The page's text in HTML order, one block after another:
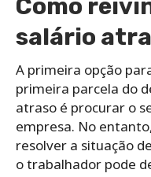
Como
salário
A primeira opção
primeira parcela do
atraso é procurar o
empresa. No
resolver a situação
o trabalhador pode